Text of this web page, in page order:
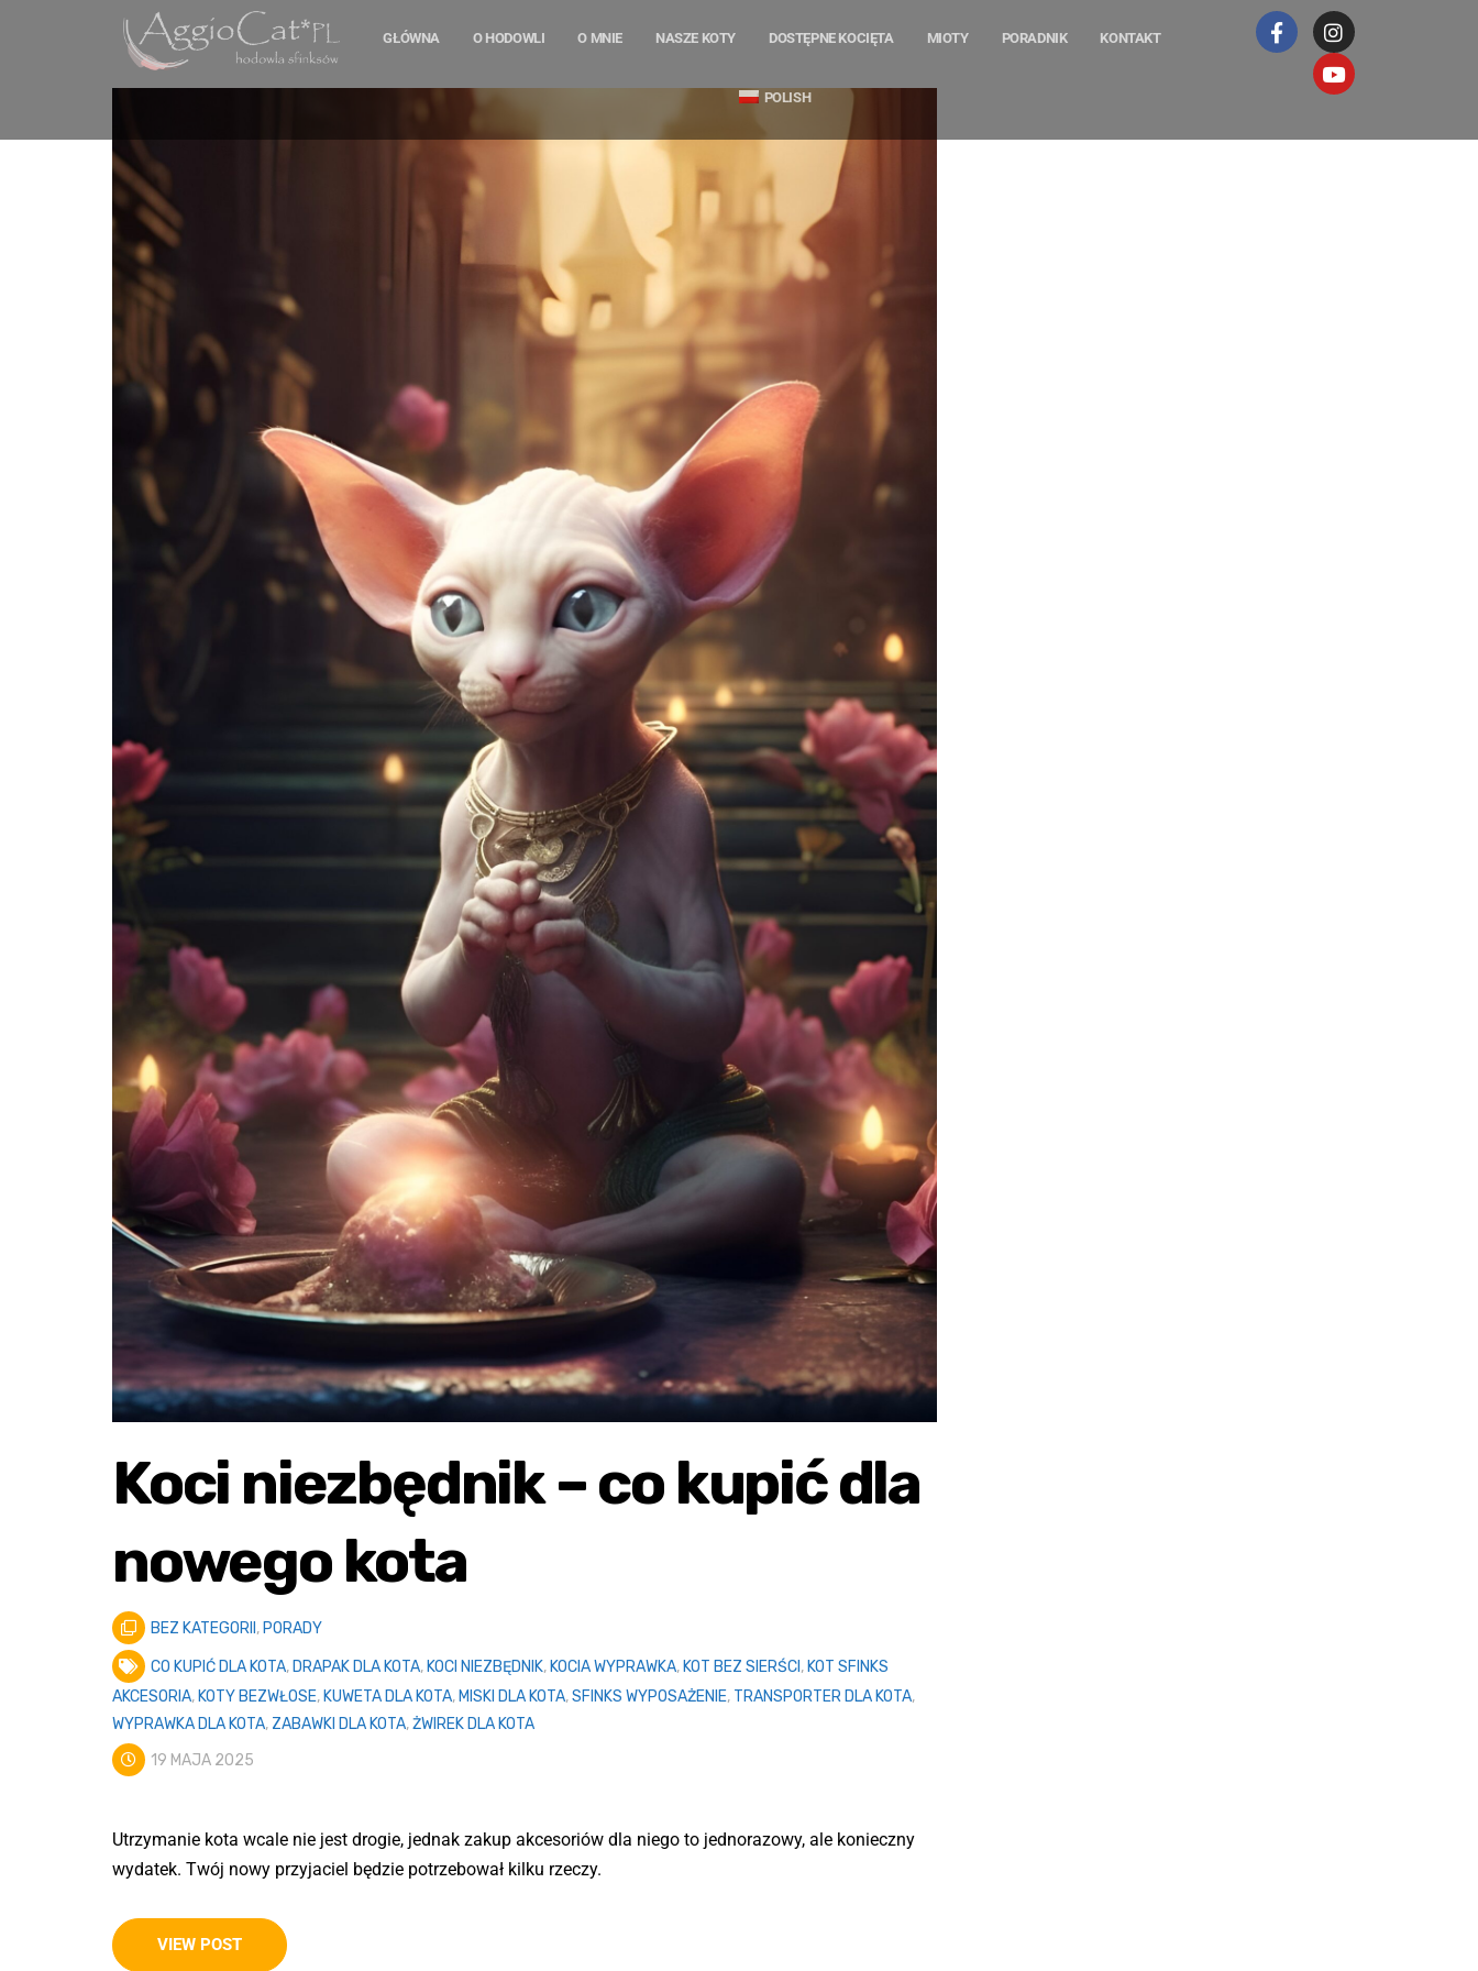
GŁÓWNA O HODOWLI O MNIE NASZE KOTY DOSTĘPNE KOCIĘTA MIOTY PORADNIK KONTAKT
POLISH
Koci niezbędnik – co kupić dla
nowego kota
BEZ KATEGORII , PORADY
CO KUPIĆ DLA KOTA, DRAPAK DLA KOTA, KOCI NIEZBĘDNIK, KOCIA WYPRAWKA, KOT BEZ SIERŚCI , KOT SFINKS
AKCESORIA, KOTY BEZWŁOSE, KUWETA DLA KOTA, MISKI DLA KOTA,SFINKS WYPOSAŻENIE, TRANSPORTER DLA KOTA,
WYPRAWKA DLA KOTA, ZABAWKI DLA KOTA,ŻWIREK DLA KOTA
19 MAJA 2025
Utrzymanie kota wcale nie jest drogie, jednak zakup akcesoriów dla niego to jednorazowy, ale konieczny
wydatek. Twój nowy przyjaciel będzie potrzebował kilku rzeczy.
VIEW POST